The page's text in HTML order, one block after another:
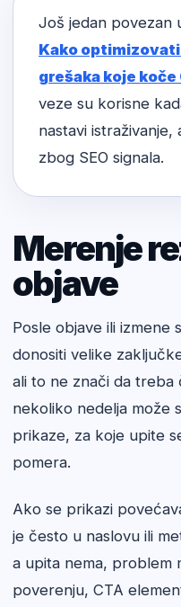
Još jedan povezan
Kako
grešaka koje
veze su korisne
nastavi istraživanje,
zbog SEO signala.
Merenje
objave
Posle objave ili izmene
donositi velike
ali to ne znači da treba
nekoliko nedelja može
prikaze, za koje upite
pomera.
Ako se prikazi
je često u naslovu ili
a upita nema, problem
poverenju, CTA